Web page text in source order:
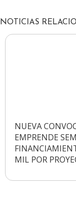
NOTICIAS
NUEVA
EMPRENDE
MIL POR